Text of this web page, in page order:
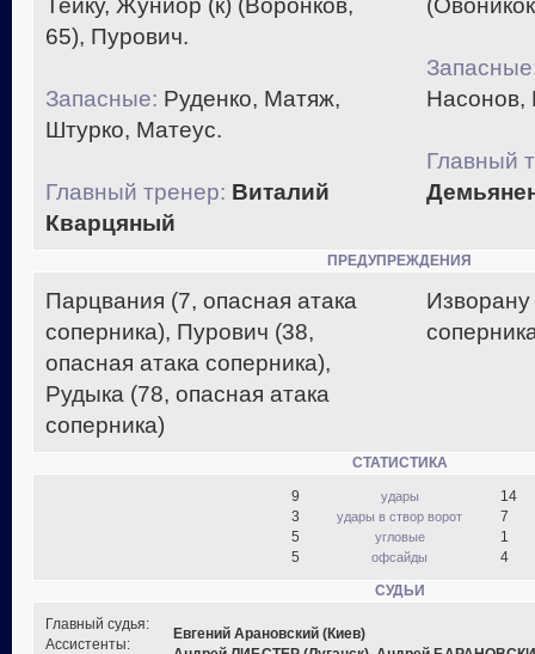
65), Пурович.
Запасные: Руденко, Матяж,
Штурко, Матеус.
Главный тренер: Виталий
Кварцяный
Насонов,
Главный
ПРЕДУПРЕЖДЕНИЯ
Парцвания (7, опасная атака
соперника), Пурович (38,
опасная атака соперника),
Рудыка (78, опасная атака
соперника)
Изворану
СТАТИСТИКА
9
3
5
5
удары
удары в створ ворот
угловые
офсайды
14
7
1
4
СУДЬИ
Главный судья:
Ассистенты:
Евгений Арановский (Киев)